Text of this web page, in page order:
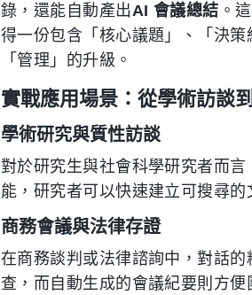
錄，還能自動產出AI 會議總結 。
得一份包含「核心議題」、「決
「管理」的升級。
實戰應用場景：從學術訪談
學術研究與質性訪談
對於研究生與社會科學研究者而
能，研究者可以快速建立可搜尋
商務會議與法律存證
在商務談判或法律諮詢中，對話
查，而自動生成的會議紀要則方